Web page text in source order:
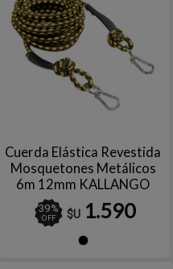
Cuerda Elástica Revestida
Mosquetones Metálicos
6m 12mm KALLANGO
39%
OFF $U 1.590